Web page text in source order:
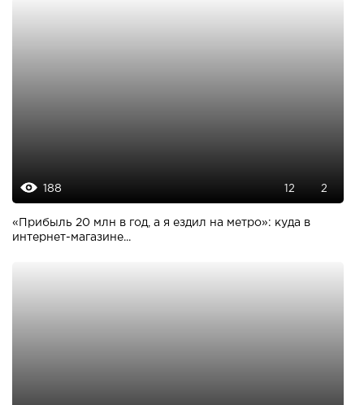
188 12 2
«Прибыль 20 млн в год, а я ездил на метро»: куда в
интернет-магазине...